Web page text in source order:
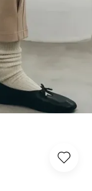
Log in